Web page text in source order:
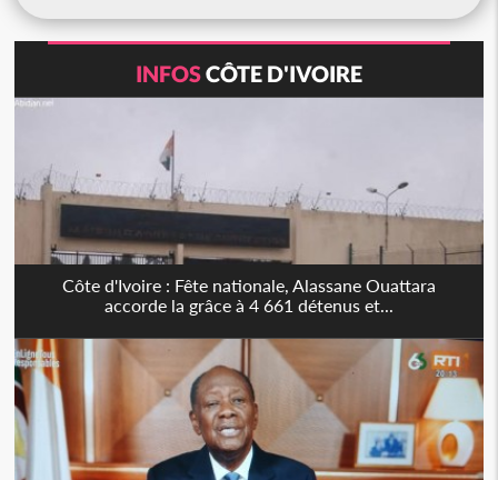
INFOSCÔTE D'IVOIRE
Côte d'Ivoire : Fête nationale, Alassane Ouattara
accorde la grâce à 4 661 détenus et...